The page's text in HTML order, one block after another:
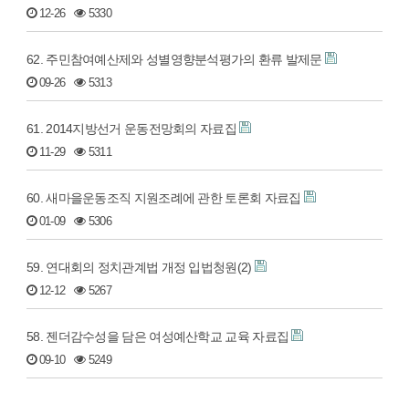
12-26 5330
62. 주민참여예산제와 성별영향분석평가의 환류 발제문
09-26 5313
61. 2014지방선거 운동전망회의 자료집
11-29 5311
60. 새마을운동조직 지원조례에 관한 토론회 자료집
01-09 5306
59. 연대회의 정치관계법 개정 입법청원(2)
12-12 5267
58. 젠더감수성을 담은 여성예산학교 교육 자료집
09-10 5249